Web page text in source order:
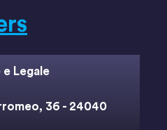
Legale
36 - 24040